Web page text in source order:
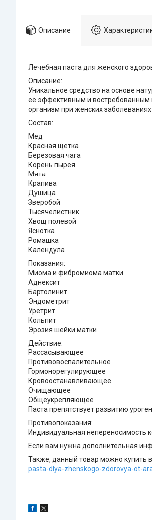
Описание
Лечебная паста для женского
Описание:
Уникальное средство на основе
её эффективным и востребованным
организм при женских
Состав:
Мед
Красная щетка
Березовая чага
Корень пырея
Мята
Крапива
Душица
Зверобой
Тысячелистник
Хвощ полевой
Яснотка
Ромашка
Календула
Показания:
Миома и фибромиома матки
Аднексит
Бартолинит
Эндометрит
Уретрит
Кольпит
Эрозия шейки матки
Действие:
Рассасывающее
Противовоспалительное
Гормонорегулирующее
Кровоостанавливающее
Очищающее
Общеукрепляющее
Паста препятствует развитию
Противопоказания:
Индивидуальная непереносимость
Если вам нужна дополнительная
Также, данный товар можно купить
pasta-dlya-zhenskogo-zdorovya-ot-